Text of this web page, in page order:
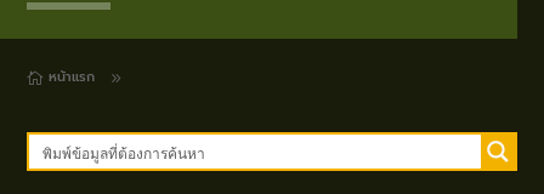
 หน้าแรก 9